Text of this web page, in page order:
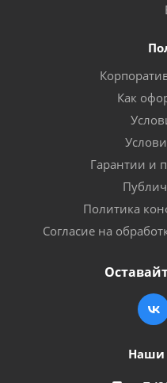
Как
Гарантии и
Политика
Согласие на
Наши